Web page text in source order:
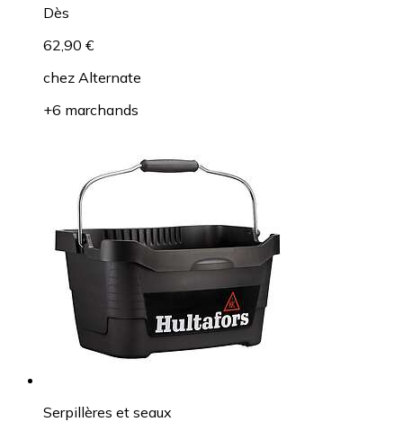
Dès
62,90 €
chez Alternate
+6 marchands
Serpillères et seaux